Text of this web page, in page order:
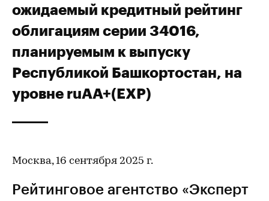
ожидаемый кредитный рейтинг
облигациям серии 34016,
планируемым к выпуску
Республикой Башкортостан, на
уровне ruAA+(EXP)
Москва, 16 сентября 2025 г.
Рейтинговое агентство «Эксперт